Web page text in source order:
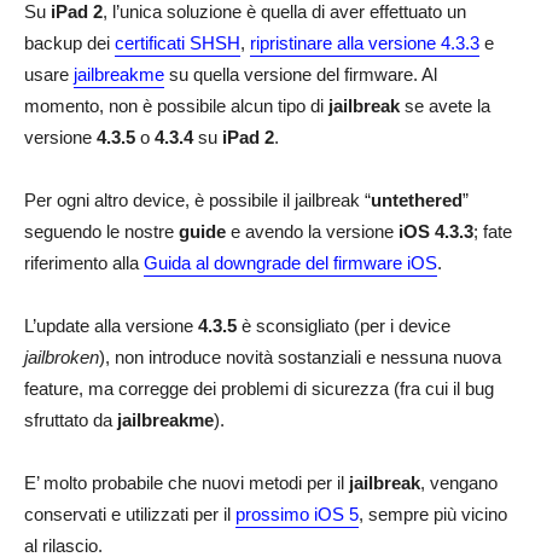
Su iPad 2, l’unica soluzione è quella di aver effettuato un
backup dei certificati SHSH, ripristinare alla versione 4.3.3 e
usare jailbreakme su quella versione del firmware. Al
momento, non è possibile alcun tipo di jailbreak se avete la
versione 4.3.5 o 4.3.4su iPad 2.
Per ogni altro device, è possibile il jailbreak “untethered”
seguendo le nostre guide e avendo la versione iOS 4.3.3; fate
riferimento alla Guida al downgrade del firmware iOS.
L’update alla versione 4.3.5 è sconsigliato (per i device
jailbroken), non introduce novità sostanziali e nessuna nuova
feature, ma corregge dei problemi di sicurezza (fra cui il bug
sfruttato da jailbreakme).
E’ molto probabile che nuovi metodi per il jailbreak, vengano
conservati e utilizzati per il prossimo iOS 5, sempre più vicino
al rilascio.